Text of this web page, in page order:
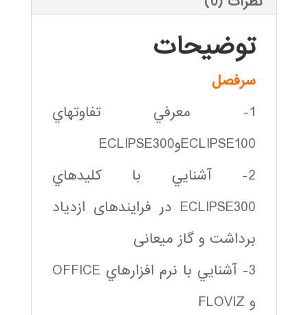
توضیحات
سرفصل
1- معرفي تفاوتهاي
ECLIPSE100وECLIPSE300
2- آشنايي با كليدهاي
ECLIPSE300 در فرایندهای ازدیاد
برداشت و گاز میعانی
3- آشنايي با نرم افزارهاي OFFICE
و FLOVIZ